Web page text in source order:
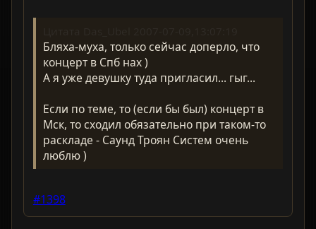
Бляха-муха, только сейчас доперло, что
концерт в Спб нах )
А я уже девушку туда пригласил... гыг...
Если по теме, то (если бы был) концерт в
Мск, то сходил обязательно при таком-то
раскладе - Саунд Троян Систем очень
люблю )
#1398